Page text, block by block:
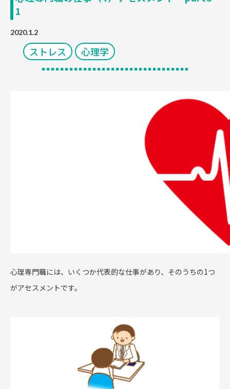
1
2020.1.2
ストレス 心理学
心理専門職には、いくつか代表的な仕事があり、そのうちの1つ
がアセスメントです。